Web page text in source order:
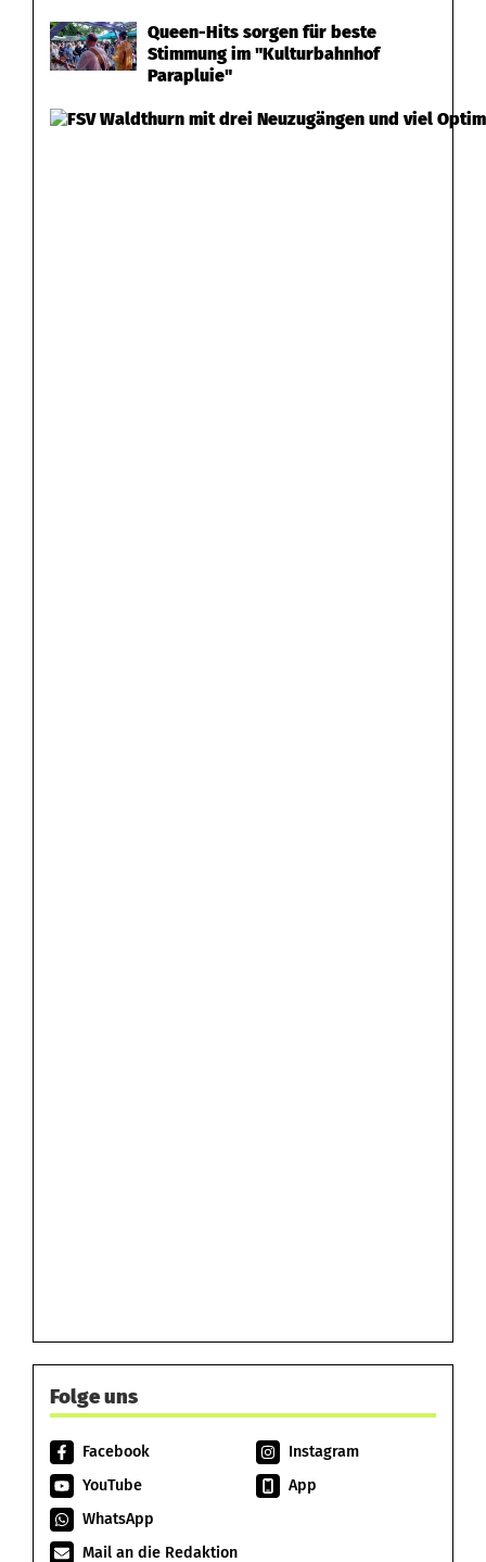
Queen-Hits sorgen für beste
Stimmung im "Kulturbahnhof
Parapluie"
Folge uns
Facebook
Instagram
YouTube
App
WhatsApp
Mail an die Redaktion